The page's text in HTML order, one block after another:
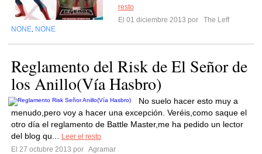
resto
El 01 diciembre 2013 por
The Leff
NONE NONE
Reglamento del Risk de El Señor de
los Anillo(Vía Hasbro)
No suelo hacer esto muy a
menudo,pero voy a hacer una excepción. Veréis,como saque el
otro día el reglamento de Battle Master,me ha pedido un lector
del blog qu...
Leer el resto
El 27 octubre 2013 por Agramar